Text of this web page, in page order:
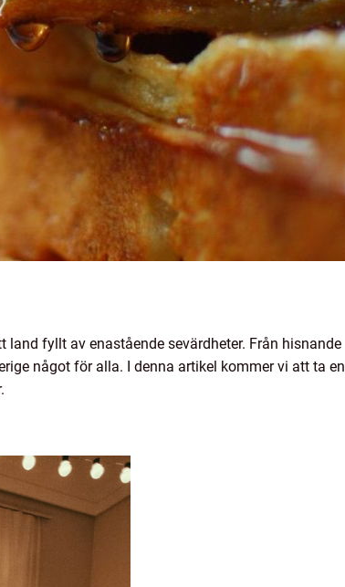
land fyllt av enastående sevärdheter. Från hisnande
något för alla. I denna artikel kommer vi att ta en